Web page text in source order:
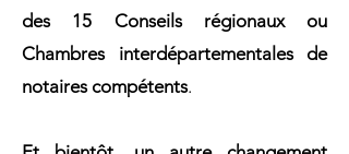
des 15 Conseils régionaux ou
Chambres interdépartementales de
notaires compétents.